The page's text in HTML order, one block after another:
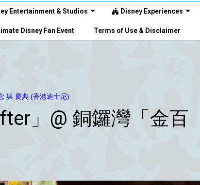
Entertainment & Studios Disney Experiences
Disney Fan Event Terms of Use & Disclaimer
與 慶典 (香港迪士尼)
」@ 銅鑼灣「金百